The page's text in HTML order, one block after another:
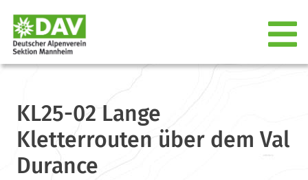
KL25-02 Lange
Kletterrouten über dem Val
Durance